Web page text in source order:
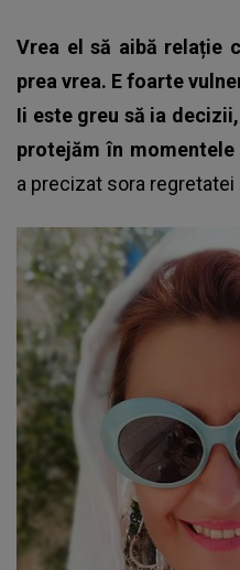
Vrea el să aibă relație
prea vrea. E foarte
Ii este greu să ia
protejăm în
a precizat sora regretatei